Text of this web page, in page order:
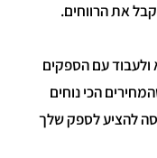
את הרווחים.
ולעבוד עם הספקים
הכי נוחים
להציע לספק שלך